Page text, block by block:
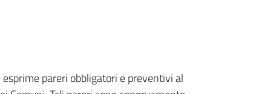
pareri obbligatori e preventivi al